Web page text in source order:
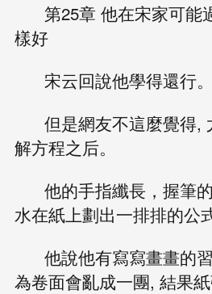
第25章 他在宋家可能
樣好
宋云回說他學得還行。
但是網友不這麼覺得,
解方程之后。
他的手指纖長，握筆
水在紙上劃出一排排的公
他說他有寫寫畫畫的
為卷面會亂成一團, 結果紙